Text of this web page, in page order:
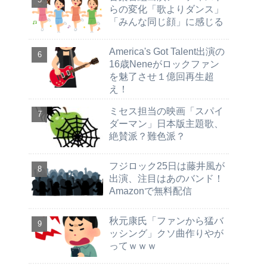
らの変化「歌よりダンス」
「みんな同じ顔」に感じる
America's Got Talent出演の
16歳Neneがロックファン
を魅了させ１億回再生超
え！
ミセス担当の映画「スパイ
ダーマン」日本版主題歌、
絶賛派？難色派？
フジロック25日は藤井風が
出演、注目はあのバンド！
Amazonで無料配信
秋元康氏「ファンから猛バ
ッシング」クソ曲作りやが
ってｗｗｗ